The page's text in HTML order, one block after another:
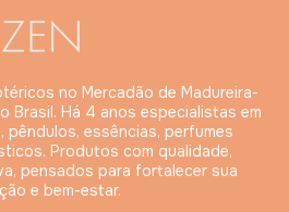
no Mercadão de Madureira-
Brasil. Há 4 anos especialistas em
pêndulos, essências, perfumes
Produtos com qualidade,
pensados para fortalecer sua
e bem-estar.